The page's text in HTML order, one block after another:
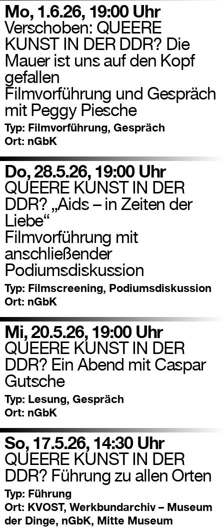
Mo, 1.6.26, 19:00 Uhr
Verschoben: QUEERE
KUNST IN DER DDR? Die
Mauer ist uns auf den Kopf
gefallen
Filmvorführung und Gespräch
mit Peggy Piesche
Typ: Filmvorführung, Gespräch
Ort: nGbK
Do, 28.5.26, 19:00 Uhr
QUEERE KUNST IN DER
DDR? „Aids – in Zeiten der
Liebe“
Filmvorführung mit
anschließender
Podiumsdiskussion
Typ: Filmscreening, Podiumsdiskussion
Ort: nGbK
Mi, 20.5.26, 19:00 Uhr
QUEERE KUNST IN DER
DDR? Ein Abend mit Caspar
Gutsche
Typ: Lesung, Gespräch
Ort: nGbK
So, 17.5.26, 14:30 Uhr
QUEERE KUNST IN DER
DDR? Führung zu allen Orten
Typ: Führung
Ort: KVOST, Werkbundarchiv – Museum
der Dinge, nGbK, Mitte Museum